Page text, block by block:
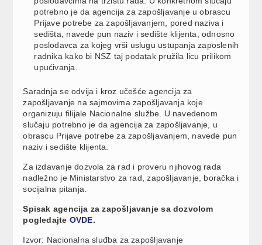
potrebno je da agencija za zapošljavanje u obrascu
Prijave potrebe za zapošljavanjem, pored naziva i
sedišta, navede pun naziv i sedište klijenta, odnosno
poslodavca za kojeg vrši uslugu ustupanja zaposlenih
radnika kako bi NSZ taj podatak pružila licu prilikom
upućivanja.
Saradnja se odvija i kroz učešće agencija za
zapošljavanje na sajmovima zapošljavanja koje
organizuju filijale Nacionalne službe. U navedenom
slučaju potrebno je da agencija za zapošljavanje, u
obrascu Prijave potrebe za zapošljavanjem, navede pun
naziv i sedište klijenta.
Za izdavanje dozvola za rad i proveru njihovog rada
nadležno je Ministarstvo za rad, zapošljavanje, boračka i
socijalna pitanja.
Spisak agencija za zapošljavanje sa dozvolom
pogledajte OVDE.
Izvor: Nacionalna sluđba za zapošljavanje